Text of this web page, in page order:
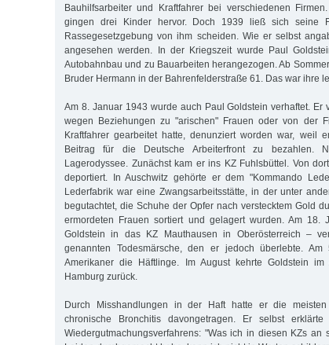
Bauhilfsarbeiter und Kraftfahrer bei verschiedenen
gingen drei Kinder hervor. Doch 1939 ließ sich seine
Rassegesetzgebung von ihm scheiden. Wie er selbst
angesehen werden. In der Kriegszeit wurde Paul
Autobahnbau und zu Bauarbeiten herangezogen. Ab
Bruder Hermann in der Bahrenfelderstraße 61. Das war ihre
Am 8. Januar 1943 wurde auch Paul Goldstein verhaftet. Er
wegen Beziehungen zu "arischen" Frauen oder von der
Kraftfahrer gearbeitet hatte, denunziert worden war, weil
Beitrag für die Deutsche Arbeiterfront zu bezahlen.
Lagerodyssee. Zunächst kam er ins KZ Fuhlsbüttel. Von
deportiert. In Auschwitz gehörte er dem "Kommando
Lederfabrik war eine Zwangsarbeitsstätte, in der unter
begutachtet, die Schuhe der Opfer nach verstecktem Gold
ermordeten Frauen sortiert und gelagert wurden. Am 18.
Goldstein in das KZ Mauthausen in Oberösterreich –
genannten Todesmärsche, den er jedoch überlebte.
Amerikaner die Häftlinge. Im August kehrte Goldstein
Hamburg zurück.
Durch Misshandlungen in der Haft hatte er die
chronische Bronchitis davongetragen. Er selbst
Wiedergutmachungsverfahrens: "Was ich in diesen KZs an